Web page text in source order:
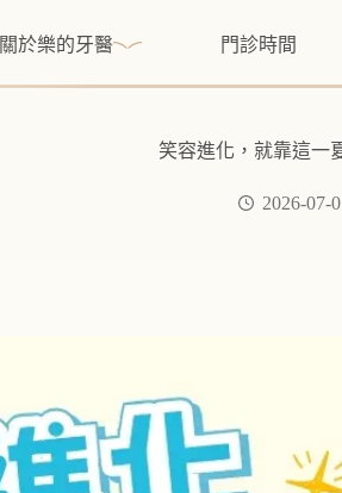
關於樂的牙醫 門診時間
笑容進化，就靠這一
2026-07-